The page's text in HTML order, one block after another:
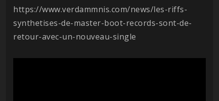
https://www.verdammnis.com/news/les-riffs-
synthetises-de-master-boot-records-sont-de-
retour-avec-un-nouveau-single